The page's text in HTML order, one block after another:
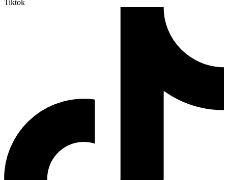
Tiktok